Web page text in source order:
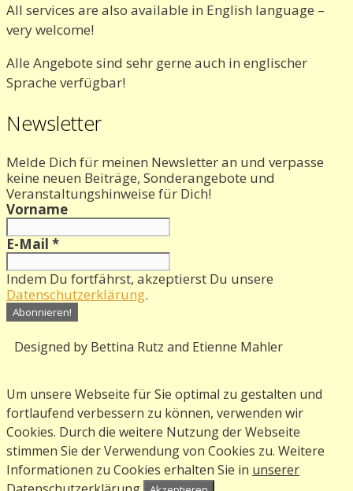
All services are also available in English language –
very welcome!
Alle Angebote sind sehr gerne auch in englischer
Sprache verfügbar!
Newsletter
Melde Dich für meinen Newsletter an und verpasse
keine neuen Beiträge, Sonderangebote und
Veranstaltungshinweise für Dich!
Vorname
E-Mail *
Indem Du fortfährst, akzeptierst Du unsere
Datenschutzerklärung.
Designed by Bettina Rutz and Etienne Mahler
Um unsere Webseite für Sie optimal zu gestalten und
fortlaufend verbessern zu können, verwenden wir
Cookies. Durch die weitere Nutzung der Webseite
stimmen Sie der Verwendung von Cookies zu. Weitere
Informationen zu Cookies erhalten Sie in unserer